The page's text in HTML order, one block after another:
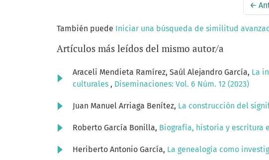
←
También puede Iniciar una búsqueda de similitud
Artículos más leídos del mismo autor/a
Araceli Mendieta Ramírez, Saúl Alejandro García, La
culturales , Diseminaciones: Vol. 6 Núm. 12 (2023)
Juan Manuel Arriaga Benítez, La construcción del
Roberto García Bonilla, Biografía, historia y escritura
Heriberto Antonio García, La genealogía como